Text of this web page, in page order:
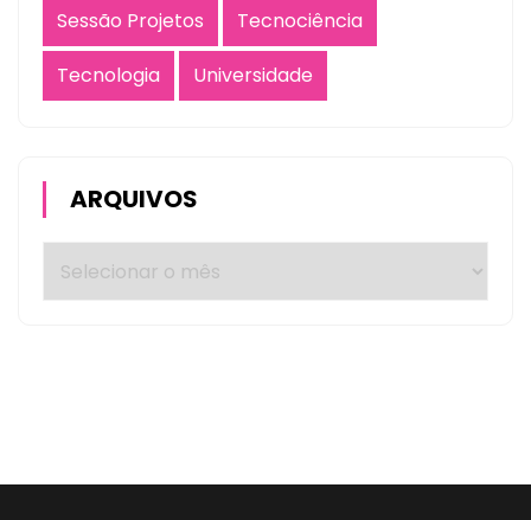
Sessão Projetos
Tecnociência
Tecnologia
Universidade
ARQUIVOS